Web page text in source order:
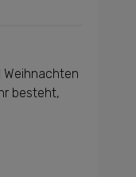
Weihnachten
besteht,